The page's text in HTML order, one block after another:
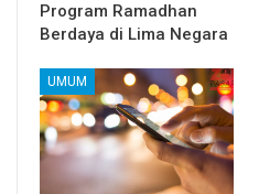
Program Ramadhan
Berdaya di Lima Negara
UMUM